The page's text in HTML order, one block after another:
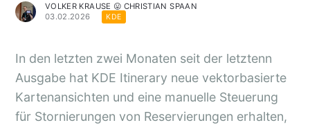
VOLKER KRAUSE 😛 CHRISTIAN SPAAN
03.02.2026
KDE
In den letzten zwei Monaten seit der letztenn
Ausgabe hat KDE Itinerary neue vektorbasierte
Kartenansichten und eine manuelle Steuerung
für Stornierungen von Reservierungen erhalten,